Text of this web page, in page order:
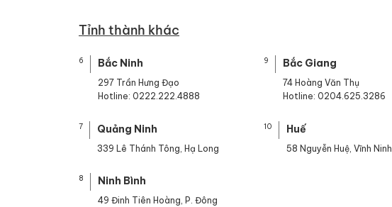
Tỉnh thành khác
6 Bắc Ninh
297 Trần Hưng Đạo
Hotline: 0222.222.4888
7 Quảng Ninh
339 Lê Thánh Tông, Hạ Long
8 Ninh Bình
49 Đinh Tiên Hoàng, P. Đông
9 Bắc Giang
74 Hoàng Văn Thụ
Hotline: 0204.625.3286
10 Huế
58 Nguyễn Huệ, Vĩnh Ninh